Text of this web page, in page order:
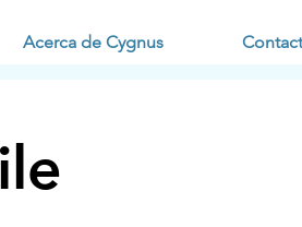
Acerca de Cygnus